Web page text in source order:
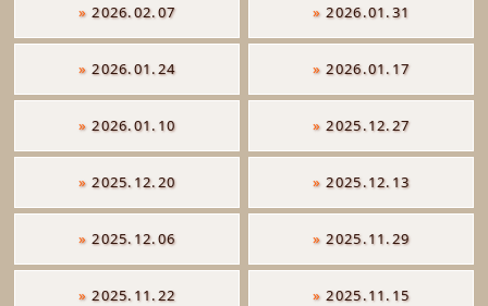
» 2026.02.07 » 2026.01.31
» 2026.01.24 » 2026.01.17
» 2026.01.10 » 2025.12.27
» 2025.12.20 » 2025.12.13
» 2025.12.06 » 2025.11.29
» 2025.11.22 » 2025.11.15